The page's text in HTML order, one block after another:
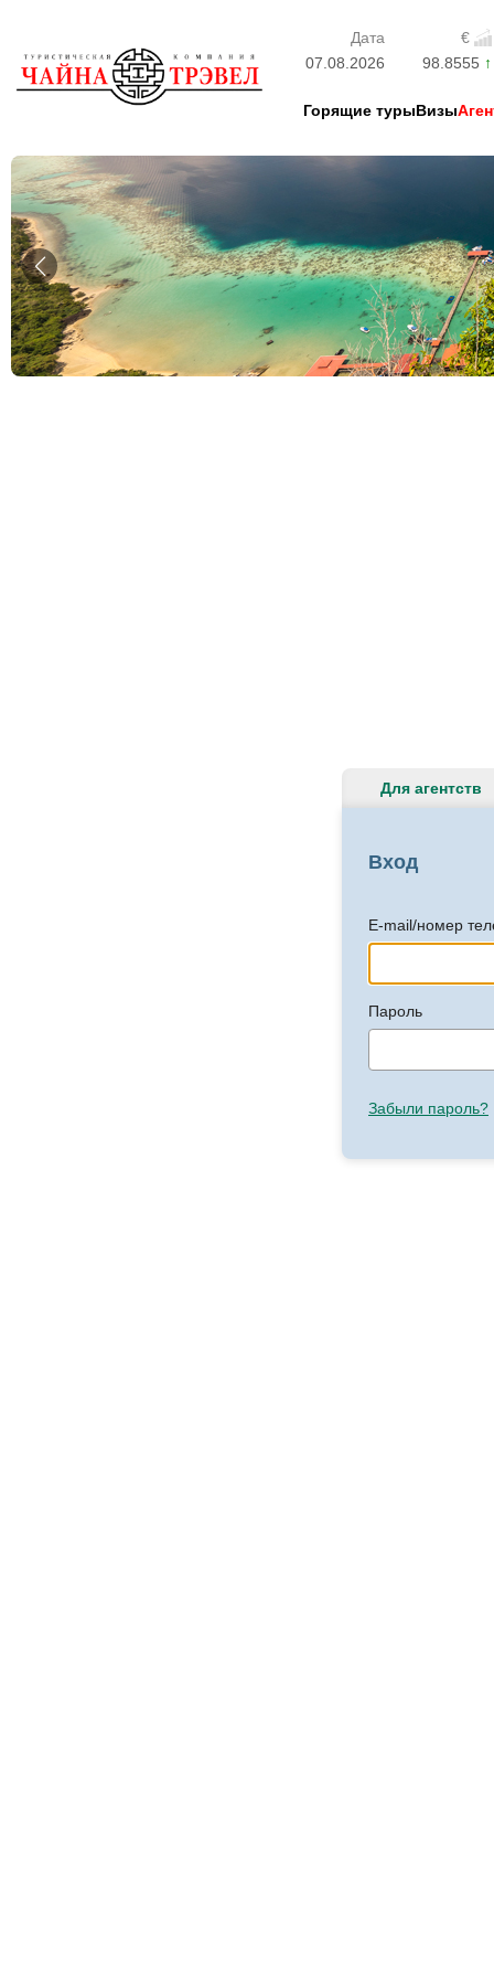
Дата
€
07.08.2026
98.8555
Горящие турыВизы
Для агентств
Вход
E-mail/номер
Пароль
Забыли пароль?